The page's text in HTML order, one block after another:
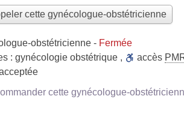
cette gynécologue-obstétricienne
obstétricienne - Fermée
: gynécologie obstétrique , accès
cette gynécologue-